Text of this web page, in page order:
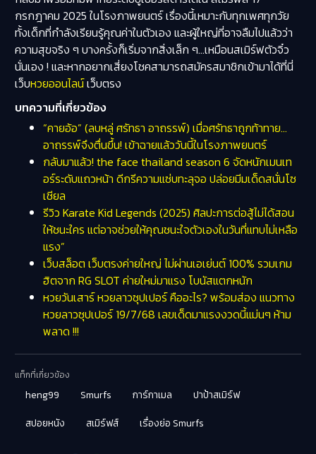
กรกฎาคม 2025 ในโรงภาพยนตร์ เรื่องนี้เหมาะกับทุกเพศทุกวัย
ทั้งเด็กที่กำลังเรียนรู้คุณค่าในตัวเอง และผู้ใหญ่ที่อาจลืมไปแล้วว่า
ความสุขจริง ๆ บางครั้งก็เริ่มจากสิ่งเล็ก ๆ…เหมือนสเมิร์ฟตัวจิ๋ว
นั่นเอง ! และหากอยากเสี่ยงโชคสามารถสมัครสมาชิกเข้ามาได้ที่นี่
เว็บหวยออนไลน์เว็บตรง
บทความที่เกี่ยวข้อง
“คายอ้อ” (ลบหลู่ ศรัทธา อาถรรพ์) เมื่อศรัทธาถูกท้าทาย…
อาถรรพ์จึงตื่นขึ้น! เข้าฉายแล้ววันนี้ในโรงภาพยนตร์
กลับมาแล้ว! the face thailand season 6 จัดหนักเมนเท
อร์ระดับแถวหน้า ดีกรีความแซ่บทะลุจอ ปล่อยมีมเด็ดสนั่นโซ
เชียล
รีวิว Karate Kid Legends (2025) ศิลปะการต่อสู้ไม่ได้สอน
ให้ชนะใคร แต่อาจช่วยให้คุณชนะใจตัวเองในวันที่แทบไม่เหลือ
แรง”
เว็บสล็อต เว็บตรงค่ายใหญ่ ไม่ผ่านเอเย่นต์ 100% รวมเกม
ฮิตจาก RG SLOT ค่ายใหม่มาแรง โบนัสแตกหนัก
หวยวันเสาร์ หวยลาวซุปเปอร์ คืออะไร? พร้อมส่อง แนวทาง
หวยลาวซุปเปอร์ 19/7/68 เลขเด็ดมาแรงงวดนี้แม่นๆ ห้าม
พลาด !!!
แท็กที่เกี่ยวข้อง
heng99 Smurfs การ์กาเมล
ปาป้าสเมิร์ฟ
สปอยหนัง
สเมิร์ฟส์ เรื่องย่อ Smurfs